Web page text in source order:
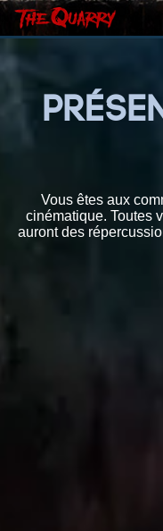
Vous êtes aux
cinématique. Toutes
auront des